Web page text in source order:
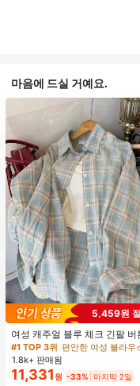
마음에 드실 거예요.
5,459원
여성 캐주얼 블루 체크 긴팔 버
트 폴리에스터 셔츠, 레귤러 핏,
류, 편안한 스타일
#1 TOP 3위 편안한 여성 블라우
1.8k+ 판매됨
11,331 원 -33% 마지막 2일